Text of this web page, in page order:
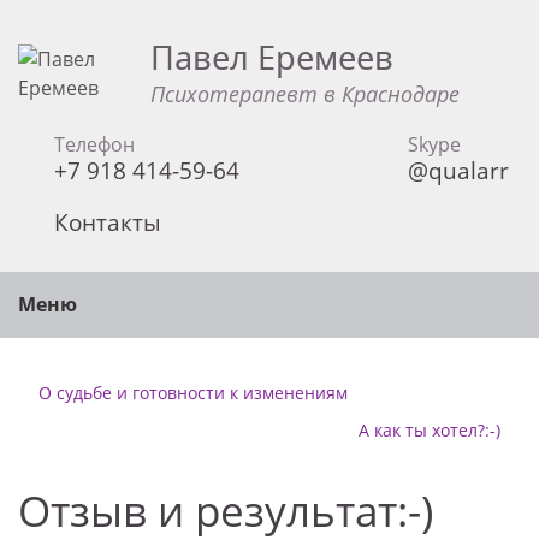
Павел Еремеев
Психотерапевт в Краснодаре
Телефон
+7 918 414-59-64
Skype
@qualarr
Контакты
Меню
О судьбе и готовности к изменениям
А как ты хотел?:-)
Отзыв и результат:-)